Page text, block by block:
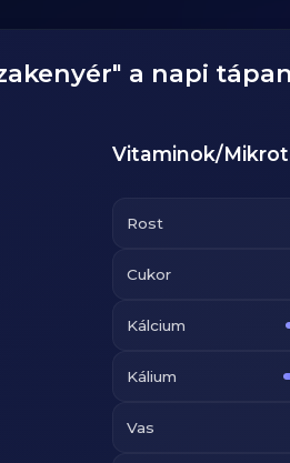
" a napi
Vitaminok/
Rost
Cukor
Kálcium
Kálium
Vas